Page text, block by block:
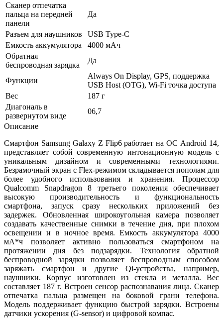
Сканер отпечатка
пальца на передней
панели
Да
Разъем для наушников
USB Type-C
Емкость аккумулятора
4000 мАч
Обратная
беспроводная зарядка
Да
Функции
Always On Display, GPS, поддержка
USB Host (OTG), Wi-Fi точка доступа
Вес
187 г
Диагональ в
развернутом виде
06,7
Описание
Смартфон Samsung Galaxy Z Flip6 работает на ОС Android 14,
представляет собой современную интонационную модель с
уникальным дизайном и современными технологиями.
Безрамочный экран с Flex-режимом складывается пополам для
более удобного использования и хранения. Процессор
Qualcomm Snapdragon 8 третьего поколения обеспечивает
высокую производительность и функциональность
смартфона, запуск сразу нескольких приложений без
задержек. Обновленная широкоугольная камера позволяет
создавать качественные снимки в течение дня, при плохом
освещении и в ночное время. Емкость аккумулятора 4000
мА*ч позволяет активно пользоваться смартфоном на
протяжении дня без подзарядки. Технология обратной
беспроводной зарядки позволяет беспроводным способом
заряжать смартфон и другие Qi-устройства, например,
наушники. Корпус изготовлен из стекла и металла. Вес
составляет 187 г. Встроен сенсор распознавания лица. Сканер
отпечатка пальца размещен на боковой грани телефона.
Модель поддерживает функцию быстрой зарядки. Встроены
датчики ускорения (G-sensor) и цифровой компас.